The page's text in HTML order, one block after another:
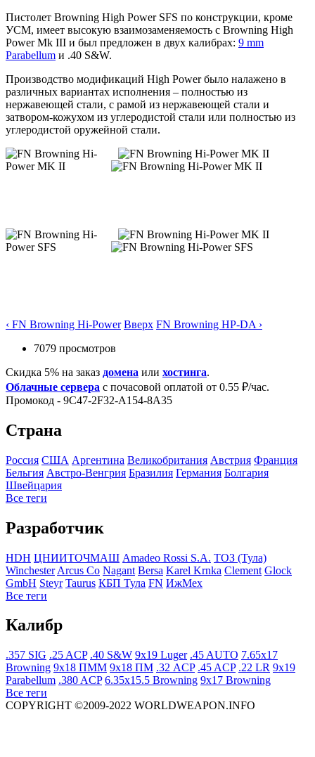
Пистолет Browning High Power SFS по конструкции, кроме
УСМ, имеет высокую взаимозаменяемость с Browning High
Power Mk III и был предложен в двух калибрах: 9 mm
Parabellum и .40 S&W.
Производство модификаций High Power было налажено в
различных вариантах исполнения – полностью из
нержавеющей стали, с рамой из нержавеющей стали и
затвором-кожухом из углеродистой стали или полностью из
углеродистой оружейной стали.
‹ FN Browning Hi-Power Вверх FN Browning HP-DA ›
7079 просмотров
Скидка 5% на заказ домена или хостинга.
Облачные сервера с почасовой оплатой от 0.55 ₽/час.
Промокод - 9C47-2F32-A154-8A35
Страна
Росcия США Аргентина Великобритания Австрия Франция
Бельгия Австро-Венгрия Бразилия Германия Болгария
Швейцария
Все теги
Разработчик
HDH ЦНИИТОЧМАШ Amadeo Rossi S.A. ТОЗ (Тула)
Winchester Arcus Co Nagant Bersa Karel Krnka Clement Glock
GmbH Steyr Taurus КБП Тула FN ИжМех
Все теги
Калибр
.357 SIG .25 ACP .40 S&W 9x19 Luger .45 AUTO 7.65x17
Browning 9x18 ПММ 9x18 ПМ .32 ACP .45 ACP .22 LR 9x19
Parabellum .380 ACP 6.35x15.5 Browning 9x17 Browning
Все теги
COPYRIGHT ©2009-2022 WORLDWEAPON.INFO